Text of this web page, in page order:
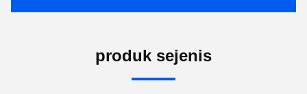
produk sejenis